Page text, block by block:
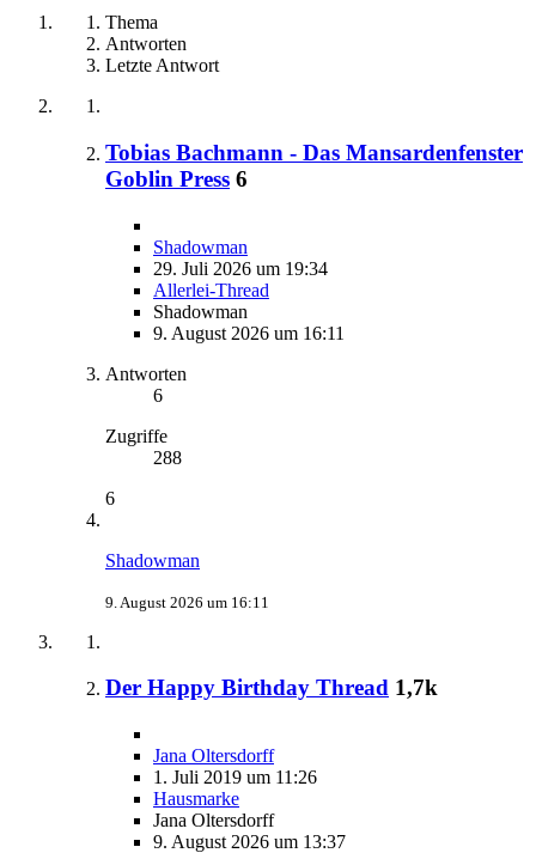
Thema
Antworten
Letzte Antwort
Tobias Bachmann - Das Mansardenfenster
Goblin Press 6
Shadowman
29. Juli 2026 um 19:34
Allerlei-Thread
Shadowman
9. August 2026 um 16:11
Antworten
6
Zugriffe
288
6
Shadowman
9. August 2026 um 16:11
Der Happy Birthday Thread 1,7k
Jana Oltersdorff
1. Juli 2019 um 11:26
Hausmarke
Jana Oltersdorff
9. August 2026 um 13:37